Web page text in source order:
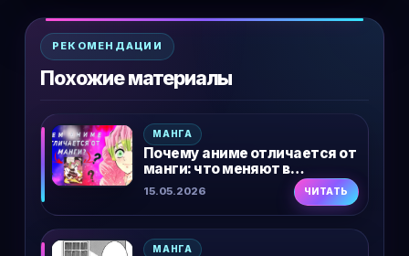
РЕКОМЕНДАЦИИ
Похожие материалы
МАНГА
Почему аниме отличается от
манги: что меняют в
экранизации и почему это
нормально
15.05.2026 ЧИТАТЬ
МАНГА